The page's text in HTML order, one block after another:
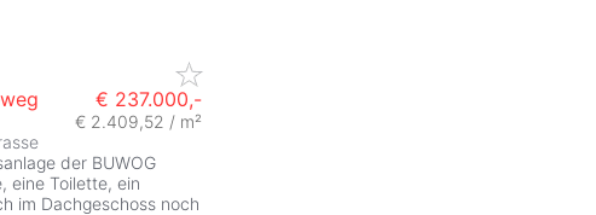
€ 237.000,-
€ 2.409,52 / m²
der BUWOG
eine Toilette, ein
im Dachgeschoss noch